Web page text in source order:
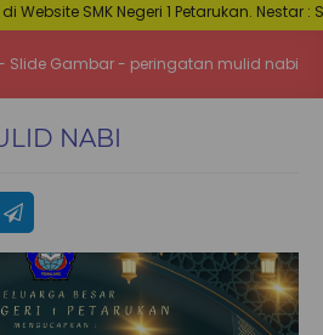
SMK Negeri 1 Petarukan. Nestar
Slide Gambar- peringatan mulid nabi
NABI